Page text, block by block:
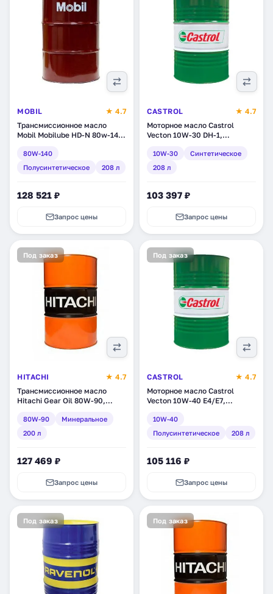
MOBIL
★ 4.7
Трансмиссионное масло
Mobil Mobilube HD-N 80w-140,
(153048)
80W-140
Полусинтетическое
208 л
128 521 ₽
Запрос цены
CASTROL
★ 4.7
Моторное масло Castrol
Vecton 10W-30 DH-1,
(152DE5)
10W-30
Синтетическое
208 л
103 397 ₽
Запрос цены
Под заказ
HITACHI
★ 4.7
Трансмиссионное масло
Hitachi Gear Oil 80W-90,
(E0A000672/1)
80W-90
Минеральное
200 л
127 469 ₽
Запрос цены
Под заказ
CASTROL
★ 4.7
Моторное масло Castrol
Vecton 10W-40 E4/E7,
(15B698)
10W-40
Полусинтетическое
208 л
105 116 ₽
Запрос цены
Под заказ Под заказ